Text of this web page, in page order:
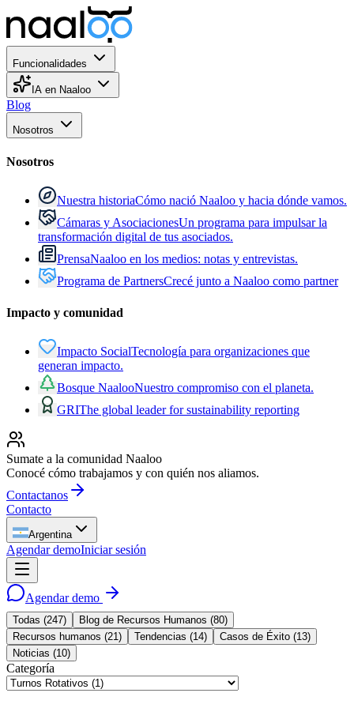
Funcionalidades
IA en Naaloo
Blog
Nosotros
Nosotros
Nuestra historiaCómo nació Naaloo y hacia dónde vamos.
Cámaras y AsociacionesUn programa para impulsar la
transformación digital de tus asociados.
PrensaNaaloo en los medios: notas y entrevistas.
Programa de PartnersCrecé junto a Naaloo como partner
Impacto y comunidad
Impacto SocialTecnología para organizaciones que
generan impacto.
Bosque NaalooNuestro compromiso con el planeta.
GRIThe global leader for sustainability reporting
Sumate a la comunidad Naaloo
Conocé cómo trabajamos y con quién nos aliamos.
Contactanos
Contacto
Argentina
Agendar demoIniciar sesión
Agendar demo
Todas (247) Blog de Recursos Humanos (80)
Recursos humanos (21 ) Tendencias (14) Casos de Éxito (13)
Noticias (10)
Categoría